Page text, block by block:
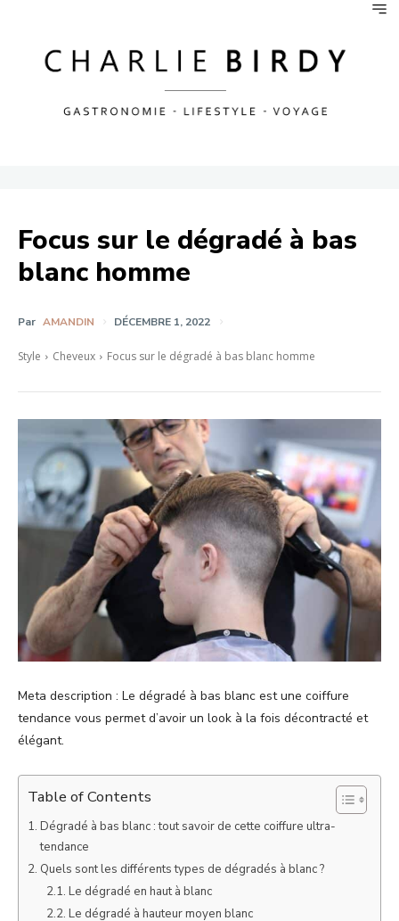
Focus sur le dégradé à bas
blanc homme
Par AMANDIN DÉCEMBRE 1, 2022
Style Cheveux Focus sur le dégradé à bas blanc homme
Meta description : Le dégradé à bas blanc est une coiffure
tendance vous permet d’avoir un look à la fois décontracté et
élégant.
Table of Contents
Dégradé à bas blanc : tout savoir de cette coiffure ultra-
tendance
Quels sont les différents types de dégradés à blanc ?
Le dégradé en haut à blanc
Le dégradé à hauteur moyen blanc